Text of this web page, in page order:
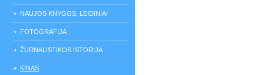
NAUJOS KNYGOS, LEIDINIAI
FOTOGRAFIJA
ŽURNALISTIKOS ISTORIJA
KINAS